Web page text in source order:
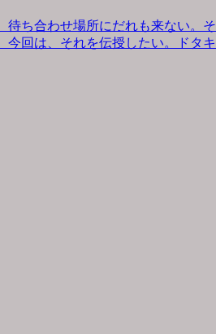
待ち合わせ場所にだれも来ない。そ
今回は、それを伝授したい。ドタキ